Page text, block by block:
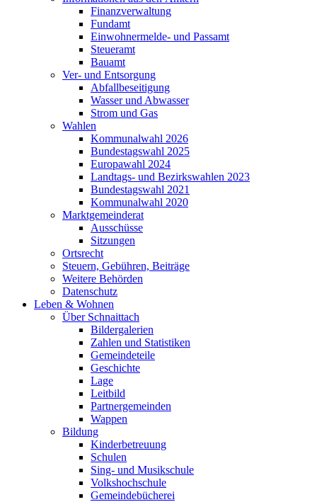
Finanzverwaltung
Fundamt
Einwohnermelde- und Passamt
Steueramt
Bauamt
Ver- und Entsorgung
Abfallbeseitigung
Wasser und Abwasser
Strom und Gas
Wahlen
Kommunalwahl 2026
Bundestagswahl 2025
Europawahl 2024
Landtags- und Bezirkswahlen 2023
Bundestagswahl 2021
Kommunalwahl 2020
Marktgemeinderat
Ausschüsse
Sitzungen
Ortsrecht
Steuern, Gebühren, Beiträge
Weitere Behörden
Datenschutz
Leben & Wohnen
Über Schnaittach
Bildergalerien
Zahlen und Statistiken
Gemeindeteile
Geschichte
Lage
Leitbild
Partnergemeinden
Wappen
Bildung
Kinderbetreuung
Schulen
Sing- und Musikschule
Volkshochschule
Gemeindebücherei